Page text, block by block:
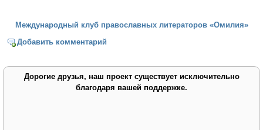
Международный клуб православных литераторов «Омилия»
Добавить комментарий
Дорогие друзья, наш проект существует исключительно
благодаря вашей поддержке.